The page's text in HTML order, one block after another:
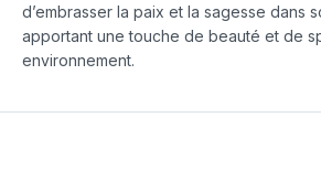
d’embrasser la paix et la sagesse dans
apportant une touche de beauté et de
environnement.